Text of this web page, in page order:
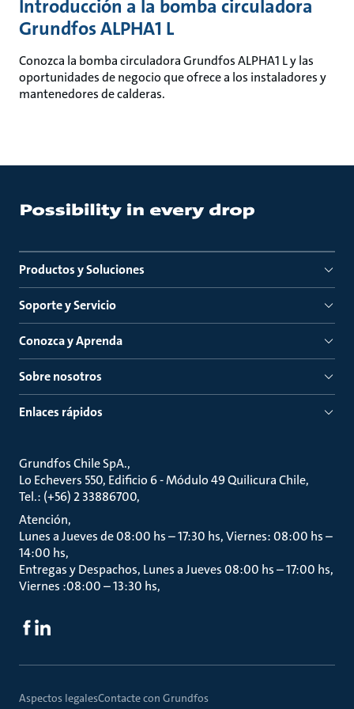
Introducción a la bomba circuladora
Grundfos ALPHA1 L
Conozca la bomba circuladora Grundfos ALPHA1 L y las
oportunidades de negocio que ofrece a los instaladores y
mantenedores de calderas.
Productos y Soluciones
Soporte y Servicio
Conozca y Aprenda
Sobre nosotros
Enlaces rápidos
Grundfos Chile SpA.
Lo Echevers 550, Edificio 6 - Módulo 49 Quilicura Chile
Tel.: (+56) 2 33886700
Atención
Lunes a Jueves de 08:00 hs – 17:30 hs, Viernes: 08:00 hs –
14:00 hs
Entregas y Despachos, Lunes a Jueves 08:00 hs – 17:00 hs,
Viernes :08:00 – 13:30 hs
Aspectos legalesContacte con Grundfos